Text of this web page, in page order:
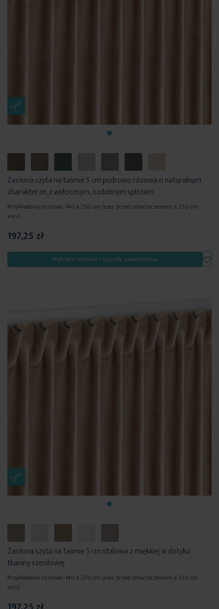
Zasłona szyta na taśmie 5 cm pudrowo różowa o naturalnym
charakterze, z widocznym, ozdobnym splotem
Przykładowy rozmiar: 140 x 250 cm (szer. przed zmarszczeniem x 250 cm
wys.)
197,25 zł
Wybierz rozmiar i sposób zawieszenia
Zasłona szyta na taśmie 5 cm stalowa z miękkiej w dotyku
tkaniny szenilowej
Przykładowy rozmiar: 140 x 250 cm (szer. przed zmarszczeniem x 250 cm
wys.)